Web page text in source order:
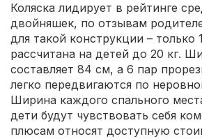
Коляска лидирует в рейтинге
двойняшек, по отзывам
для такой конструкции – только
рассчитана на детей до 20 кг.
составляет 84 см, а 6 пар
легко передвигаются по
Ширина каждого спального
дети будут чувствовать себя
плюсам относят доступную